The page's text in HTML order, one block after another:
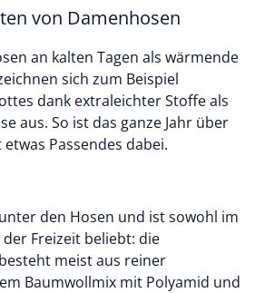
von Damenhosen
an kalten Tagen als wärmende
sich zum Beispiel
dank extraleichter Stoffe als
aus. So ist das ganze Jahr über
Passendes dabei.
den Hosen und ist sowohl im
Freizeit beliebt: die
meist aus reiner
Baumwollmix mit Polyamid und